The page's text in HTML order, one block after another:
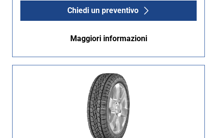
Chiedi un preventivo
Maggiori informazioni